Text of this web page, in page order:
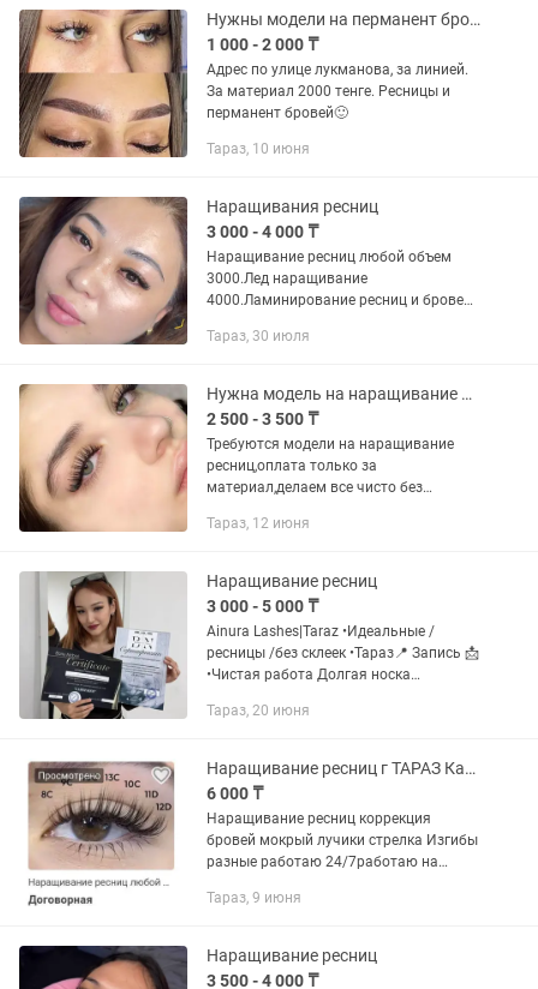
Нужны модели на перманент бровей и наращивание ресниц
1 000 - 2 000 ₸
Адрес по улице лукманова, за линией.
За материал 2000 тенге. Ресницы и
перманент бровей🙂
Тараз, 10 июня
Наращивания ресниц
3 000 - 4 000 ₸
Наращивание ресниц любой объем
3000.Лед наращивание
4000.Ламинирование ресниц и бровей
2000.Коррекция бровей с покраской
Тараз, 30 июля
Нужна модель на наращивание ресниц
2 500 - 3 500 ₸
Требуются модели на наращивание
ресниц,оплата только за
материал,делаем все чисто без
для разнообразий ресниц
Тараз, 12 июня
Наращивание ресниц
3 000 - 5 000 ₸
Ainura Lashes|Taraz •Идеальные /
ресницы /без склеек •Тараз📍 Запись 📩
•Чистая работа Долгая носка
записаться по старой цене" (Старая
Тараз, 20 июня
Наращивание ресниц г ТАРАЗ Качественная работа Гарантия на носку
6 000 ₸
Наращивание ресниц коррекция
бровей мокрый лучики стрелка Изгибы
разные работаю 24/7работаю на
Тараз, 9 июня
Наращивание ресниц
3 500 - 4 000 ₸